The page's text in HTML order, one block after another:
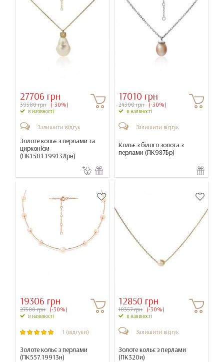
27706 грн
39580 грн (-30%)
в наявності
Залишити відгук
Золоте кольє з перлами та
цирконієм
(ПК1501.19913Лрн)
17010 грн
24300 грн (-30%)
в наявності
Залишити відгук
Кольє з білого золота з
перлами (ПК987Бр)
19306 грн
27580 грн (-30%)
в наявності
1 (відгуки)
Золоте кольє з перлами
(ПК557.19913н)
12850 грн
18357 грн (-30%)
в наявності
Залишити відгук
Золоте кольє з перлами
(ПК320и)